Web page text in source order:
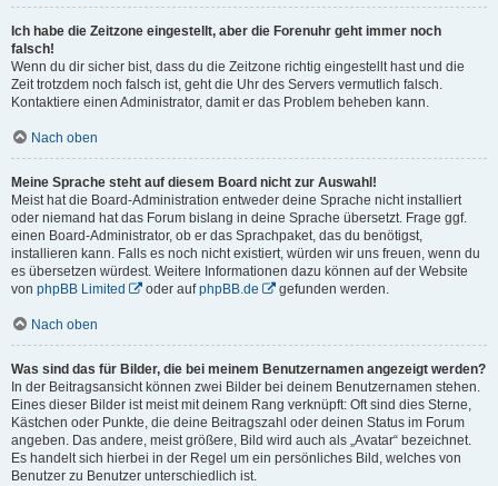
Ich habe die Zeitzone eingestellt, aber die Forenuhr geht immer noch
falsch!
Wenn du dir sicher bist, dass du die Zeitzone richtig eingestellt hast und die
Zeit trotzdem noch falsch ist, geht die Uhr des Servers vermutlich falsch.
Kontaktiere einen Administrator, damit er das Problem beheben kann.
Nach oben
Meine Sprache steht auf diesem Board nicht zur Auswahl!
Meist hat die Board-Administration entweder deine Sprache nicht installiert
oder niemand hat das Forum bislang in deine Sprache übersetzt. Frage ggf.
einen Board-Administrator, ob er das Sprachpaket, das du benötigst,
installieren kann. Falls es noch nicht existiert, würden wir uns freuen, wenn du
es übersetzen würdest. Weitere Informationen dazu können auf der Website
von phpBB Limited oder aufphpBB.de gefunden werden.
Nach oben
Was sind das für Bilder, die bei meinem Benutzernamen angezeigt werden?
In der Beitragsansicht können zwei Bilder bei deinem Benutzernamen stehen.
Eines dieser Bilder ist meist mit deinem Rang verknüpft: Oft sind dies Sterne,
Kästchen oder Punkte, die deine Beitragszahl oder deinen Status im Forum
angeben. Das andere, meist größere, Bild wird auch als „Avatar“ bezeichnet.
Es handelt sich hierbei in der Regel um ein persönliches Bild, welches von
Benutzer zu Benutzer unterschiedlich ist.